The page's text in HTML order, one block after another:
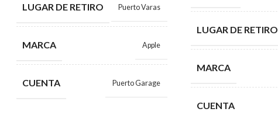
LUGAR DE RETIRO Puerto Varas
MARCA Apple
CUENTA Puerto Garage
LUGAR DE RETIRO
MARCA
CUENTA